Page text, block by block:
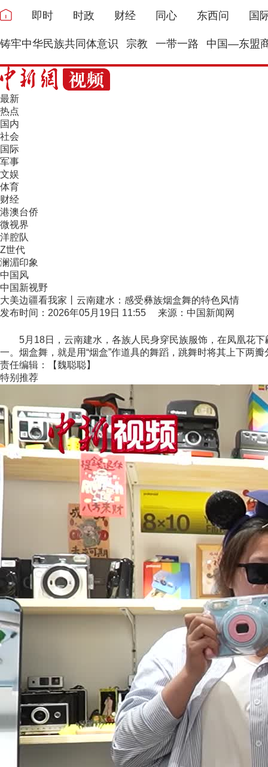
即时 时政 财经 同心 东西问 国
铸牢中华民族共同体意识 宗教 一带一路 中国—东盟
最新
热点
国内
社会
国际
军事
文娱
体育
财经
港澳台侨
微视界
洋腔队
Z世代
澜湄印象
中国风
中国新视野
大美边疆看我家丨云南建水：感受彝族烟盒舞的特色风情
发布时间：2026年05月19日 11:55 来源：中国新闻网
5月18日，云南建水，各族人民身穿民族服饰，在凤凰花下
一。烟盒舞，就是用“烟盒”作道具的舞蹈，跳舞时将其上下两
责任编辑：【魏聪聪】
特别推荐